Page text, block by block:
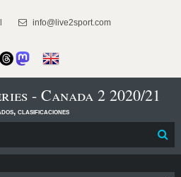
info@live2sport.com
- Canada 2 2020/21
clasificaciones